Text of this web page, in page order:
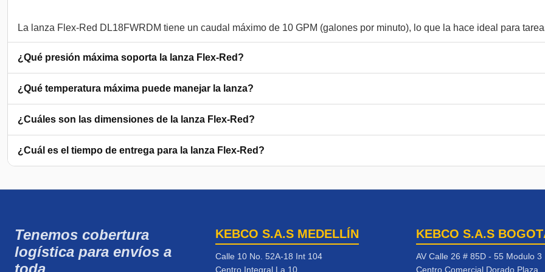
¿Qué presión máxima soporta la lanza Flex-Red?
¿Qué temperatura máxima puede manejar la lanza?
¿Cuáles son las dimensiones de la lanza Flex-Red?
¿Cuál es el tiempo de entrega para la lanza Flex-Red?
Tenemos cobertura
logística para envíos a
toda
KEBCO S.A.S MEDELLÍN
Calle 10 No. 52A-18 Int 104
Centro Integral La 10
KEBCO S.A.S
AV Calle 26 # 85D - 55 Modulo 3
Centro Comercial Dorado Plaza